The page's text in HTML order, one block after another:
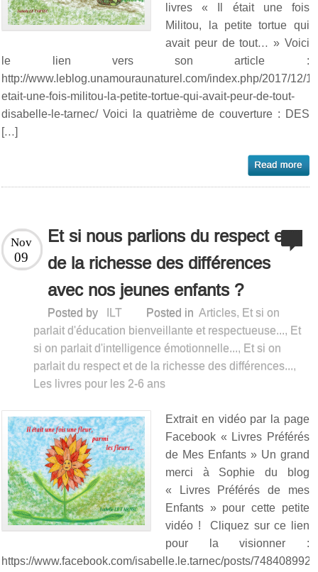
livres « Il était une fois
Militou, la petite tortue qui
avait peur de tout… » Voici
le lien vers son article :
http://www.leblog.unamouraunaturel.com/index.php/2017/12/
etait-une-fois-militou-la-petite-tortue-qui-avait-peur-de-tout-
disabelle-le-tarnec/ Voici la quatrième de couverture : DES
[…]
Et si nous parlions du respect et
de la richesse des différences
avec nos jeunes enfants ?
Nov
09
Posted by ILT Posted in Articles, Et si on
parlait d'éducation bienveillante et respectueuse..., Et
si on parlait d'intelligence émotionnelle..., Et si on
parlait du respect et de la richesse des différences...,
Les livres pour les 2-6 ans
Extrait en vidéo par la page
Facebook « Livres Préférés
de Mes Enfants » Un grand
merci à Sophie du blog
« Livres Préférés de mes
Enfants » pour cette petite
vidéo ! Cliquez sur ce lien
pour la visionner :
https://www.facebook.com/isabelle.le.tarnec/posts/